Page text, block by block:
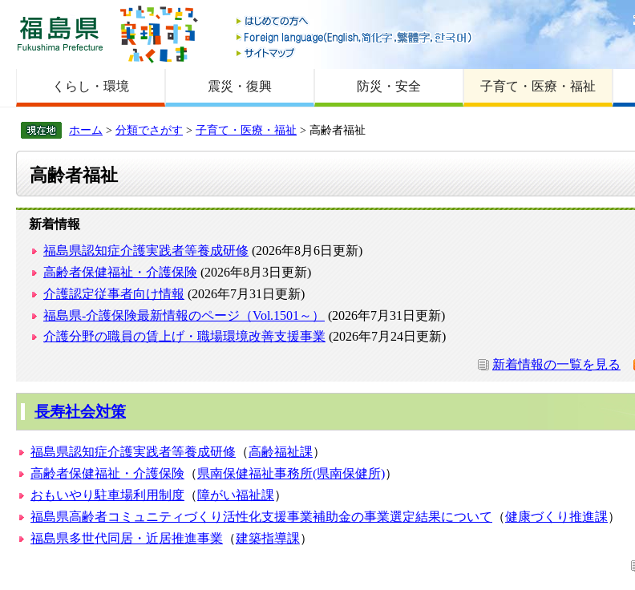
福島県
はじめての方へ
Foreign language
サイトマップ
くらし・環境 震災・復興 防災・安全 子育て・医療・福祉
ホーム > 分類でさがす > 子育て・医療・福祉 > 高齢者福祉
高齢者福祉
新着情報
福島県認知症介護実践者等養成研修 (2026年8月6日更新)
高齢者保健福祉・介護保険 (2026年8月3日更新)
介護認定従事者向け情報 (2026年7月31日更新)
福島県-介護保険最新情報のページ（Vol.1501～）
(2026年7月31日更新)
介護分野の職員の賃上げ・職場環境改善支援事業 (2026年7月24日更新)
新着情報の一覧を見る
長寿社会対策
福島県認知症介護実践者等養成研修 （高齢福祉課）
高齢者保健福祉・介護保険 （県南保健福祉事務所(県南保健所)）
おもいやり駐車場利用制度 （障がい福祉課）
福島県高齢者コミュニティづくり活性化支援事業補助金の事業選定結果について
（健康づくり推進課）
福島県多世代同居・近居推進事業 （建築指導課）